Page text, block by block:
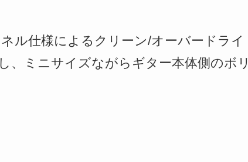
ル仕様によるクリーン/オーバードライ
、ミニサイズながらギター本体側のボリ